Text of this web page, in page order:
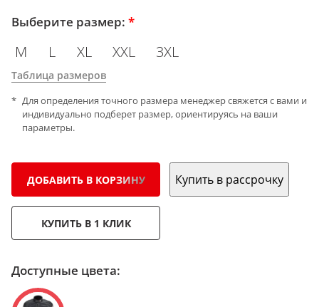
Выберите размер: *
M L XL XXL 3XL
Таблица размеров
Для определения точного размера менеджер свяжется с вами и
индивидуально подберет размер, ориентируясь на ваши
параметры.
ДОБАВИТЬ В КОРЗИНУ Купить в рассрочку
КУПИТЬ В 1 КЛИК
Доступные цвета: